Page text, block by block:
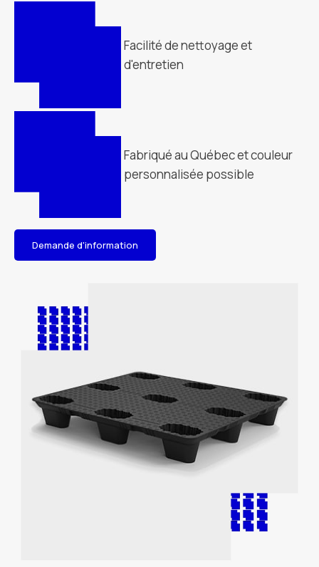
Facilité de nettoyage et
d'entretien
Fabriqué au Québec et couleur
personnalisée possible
Demande d'information